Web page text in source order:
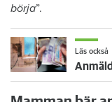
börja”.
Läs också